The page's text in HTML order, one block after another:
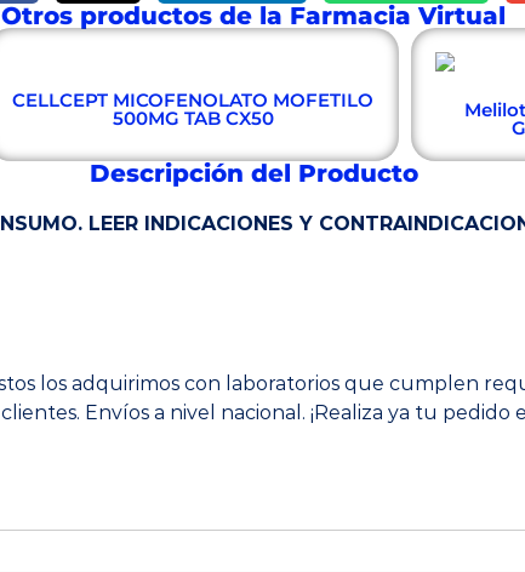
Otros productos de la Farmacia Virtual
CELLCEPT MICOFENOLATO MOFETILO
500MG TAB CX50
Descripción del Producto
LEER INDICACIONES Y
los adquirimos con laboratorios que cumplen
Envíos a nivel nacional. ¡Realiza ya tu pedido